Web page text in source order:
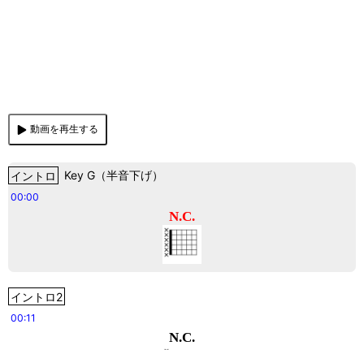
動画を再生する
イントロ Key G（半音下げ）
00:00
N.C.
イントロ2
00:11
N.C.